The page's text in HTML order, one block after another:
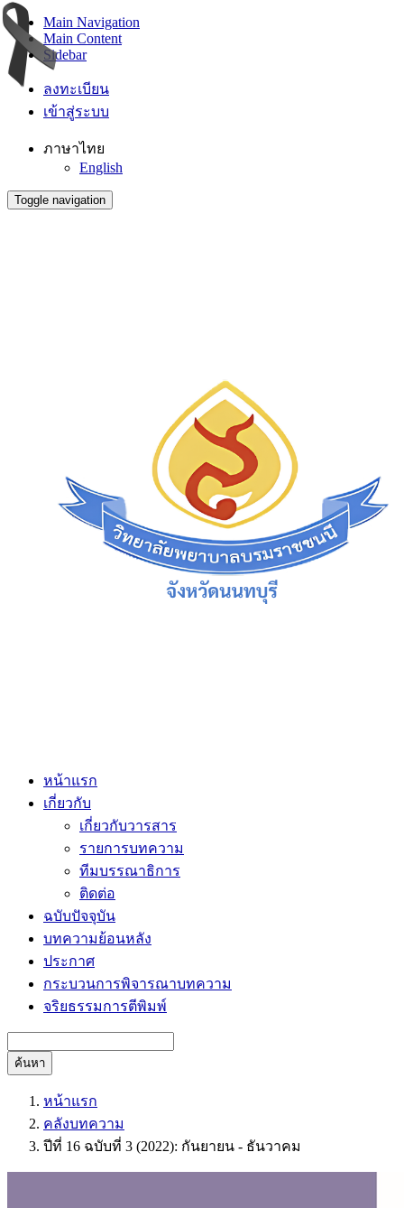
Main Navigation
Main Content
Sidebar
ลงทะเบียน
เข้าสู่ระบบ
ภาษาไทย
English
Toggle navigation
หน้าแรก
เกี่ยวกับ
เกี่ยวกับวารสาร
รายการบทความ
ทีมบรรณาธิการ
ติดต่อ
ฉบับปัจจุบัน
บทความย้อนหลัง
ประกาศ
กระบวนการพิจารณาบทความ
จริยธรรมการตีพิมพ์
ค้นหา
หน้าแรก
คลังบทความ
ปีที่ 16 ฉบับที่ 3 (2022): กันยายน - ธันวาคม